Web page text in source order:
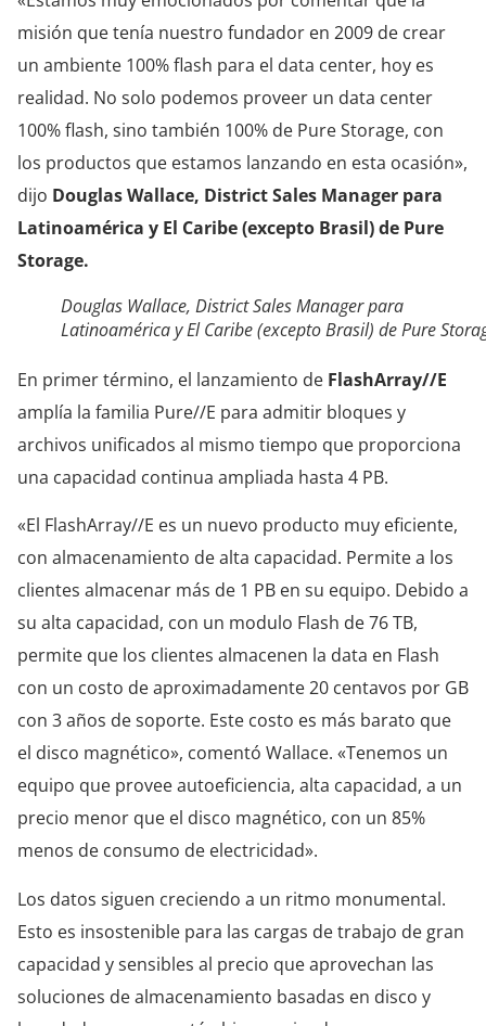
misión que tenía nuestro fundador en 2009 de crear
un ambiente 100% flash para el data center, hoy es
realidad. No solo podemos proveer un data center
100% flash, sino también 100% de Pure Storage, con
los productos que estamos lanzando en esta ocasión»,
dijo Douglas Wallace, District Sales Manager para
Latinoamérica y El Caribe (excepto Brasil) de Pure
Storage.
Douglas Wallace, District Sales Manager para
Latinoamérica y El Caribe (excepto Brasil) de Pure
En primer término, el lanzamiento de FlashArray//E
amplía la familia Pure//E para admitir bloques y
archivos unificados al mismo tiempo que proporciona
una capacidad continua ampliada hasta 4 PB.
«El FlashArray//E es un nuevo producto muy eficiente,
con almacenamiento de alta capacidad. Permite a los
clientes almacenar más de 1 PB en su equipo. Debido a
su alta capacidad, con un modulo Flash de 76 TB,
permite que los clientes almacenen la data en Flash
con un costo de aproximadamente 20 centavos por GB
con 3 años de soporte. Este costo es más barato que
el disco magnético», comentó Wallace. «Tenemos un
equipo que provee autoeficiencia, alta capacidad, a un
precio menor que el disco magnético, con un 85%
menos de consumo de electricidad».
Los datos siguen creciendo a un ritmo monumental.
Esto es insostenible para las cargas de trabajo de gran
capacidad y sensibles al precio que aprovechan las
soluciones de almacenamiento basadas en disco y